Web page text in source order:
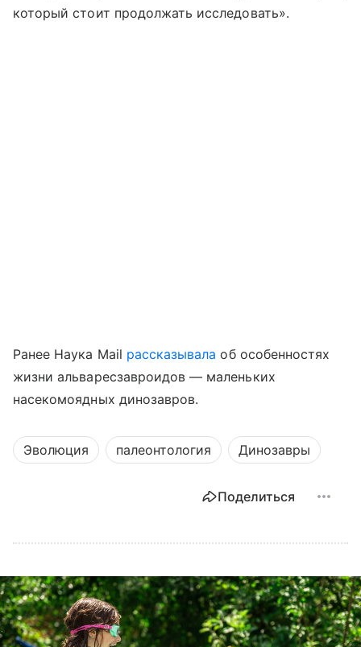
который стоит продолжать исследовать».
Ранее Наука Mail рассказывала об особенностях
жизни альваресзавроидов — маленьких
насекомоядных динозавров.
Эволюция палеонтология Динозавры
Поделиться